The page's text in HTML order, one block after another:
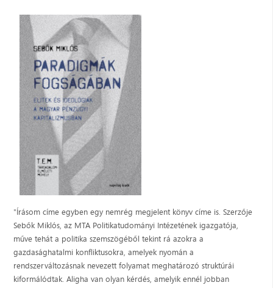
"Írásom címe egyben egy nemrég megjelent könyv címe is. Szerzője
Sebők Miklós, az MTA Politikatudományi Intézetének igazgatója,
műve tehát a politika szemszögéből tekint rá azokra a
gazdasághatalmi konfliktusokra, amelyek nyomán a
rendszerváltozásnak nevezett folyamat meghatározó struktúrái
kiformálódtak. Aligha van olyan kérdés, amelyik ennél jobban